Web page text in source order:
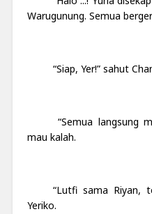
Warugunung. Semua
“Siap, Yer!” sahut
“Semua langsung
mau kalah.
“Lutfi sama Riyan,
Yeriko.